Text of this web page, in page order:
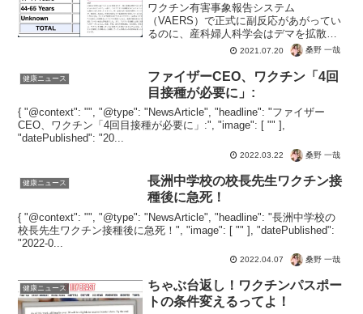
ワクチン有害事象報告システム
（VAERS）で正式に副反応があがってい
るのに、産科婦人科学会はデマを拡散し
ているということですね。こので母、河
野宇太郎大臣、こびナビ、バズフォード
などは取り扱えるでしょうか？もしかし
てグルになってデマを拡散する...
2021.07.20 桑野 一哉
健康ニュース
ファイザーCEO、ワクチン「4回
目接種が必要に」:
{ "@context": "", "@type": "NewsArticle", "headline": "ファイザー
CEO、ワクチン「4回目接種が必要に」:", "image": [ "" ],
"datePublished": "20...
2022.03.22 桑野 一哉
健康ニュース
長洲中学校の校長先生ワクチン接
種後に急死！
{ "@context": "", "@type": "NewsArticle", "headline": "長洲中学校の
校長先生ワクチン接種後に急死！", "image": [ "" ], "datePublished":
"2022-0...
2022.04.07 桑野 一哉
健康ニュース
ちゃぶ台返し！ワクチンパスポー
トの条件変えるってよ！